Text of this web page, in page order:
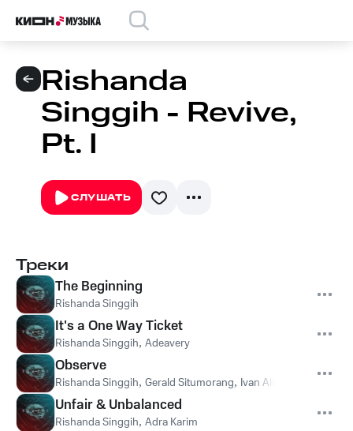
Rishanda
Singgih - Revive,
Pt. I
СЛУШАТЬ
Треки
The Beginning
Rishanda Singgih
It's a One Way Ticket
Rishanda Singgih, Adeavery
Observe
Rishanda Singgih, Gerald Situmorang, Ivan Alidiyan
Unfair & Unbalanced
Rishanda Singgih, Adra Karim